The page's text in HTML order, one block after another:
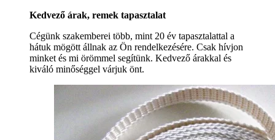
Kedvező árak, remek tapasztalat
Cégünk szakemberei több, mint 20 év tapasztalattal a
hátuk mögött állnak az Ön rendelkezésére. Csak hívjon
minket és mi örömmel segítünk. Kedvező árakkal és
kiváló minőséggel várjuk önt.